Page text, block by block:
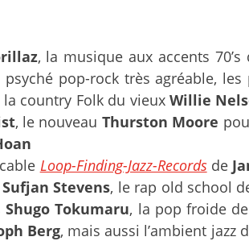
, la musique aux accents
pop-rock très agréable, les
la country Folk du vieux Willie
, le nouveau Thurston Moore
Loop-Finding-Jazz-Recordsde
Sufjan Stevens, le rap old school
Shugo Tokumaru, la pop froide de
Berg, mais aussi l’ambient jazz